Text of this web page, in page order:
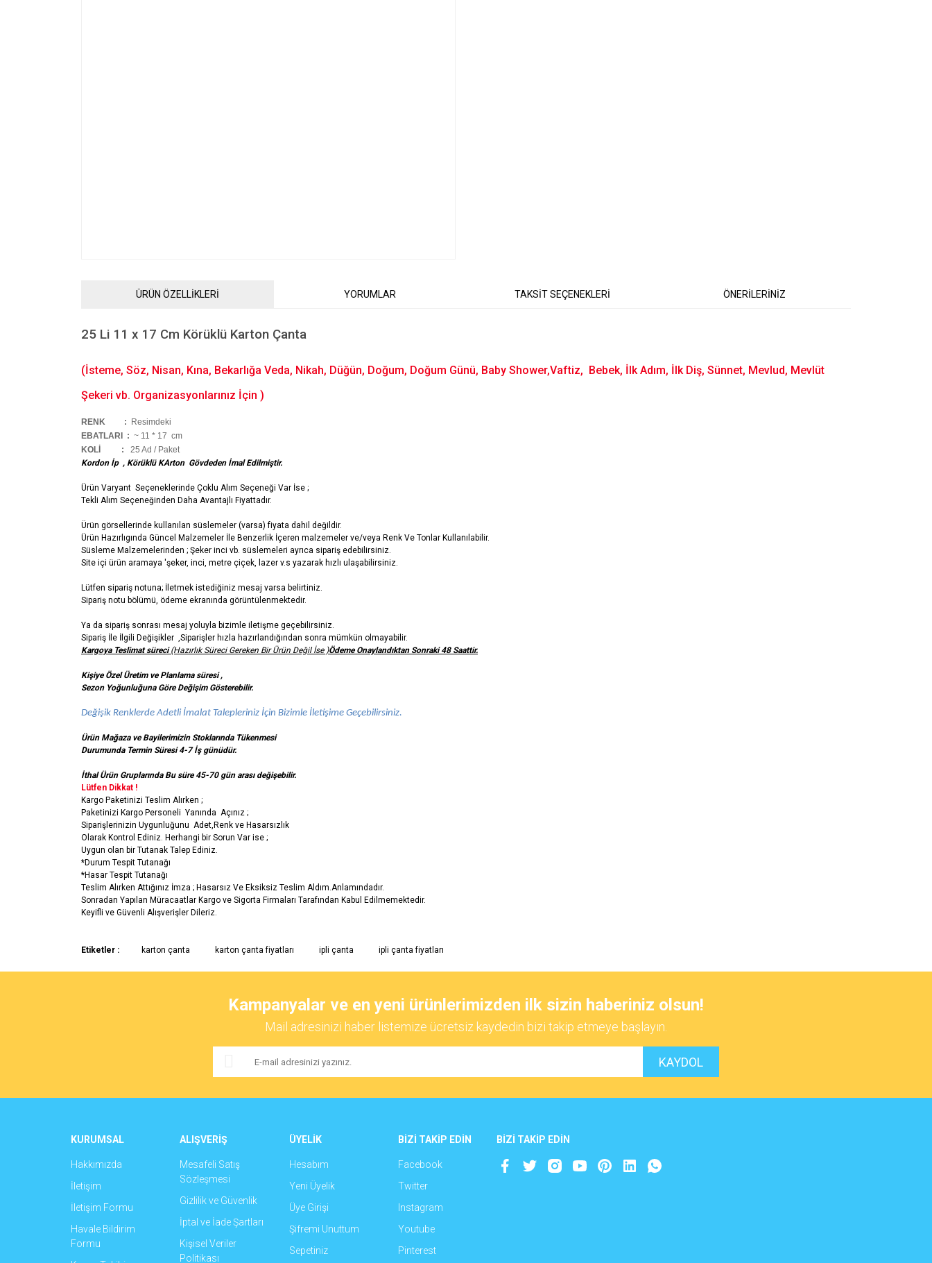
ÜRÜN ÖZELLİKLERİ YORUMLAR TAKSİT SEÇENEKLERİ ÖNERİLERİNİZ
25 Li 11 x 17 Cm Körüklü Karton Çanta
(İsteme, Söz, Nisan, Kına, Bekarlığa Veda, Nikah, Düğün, Doğum, Doğum Günü, Baby Shower,Vaftiz, Bebek, İlk Adım, İlk Diş, Sünnet, Mevlud, Mevlüt
Şekeri vb. Organizasyonlarınız İçin )
RENK :
Resimdeki
EBATLARI : ~ 11 * 17 cm
KOLİ
: 25 Ad / Paket
Kordon İp , Körüklü KArton Gövdeden İmal Edilmiştir.
Ürün Varyant Seçeneklerinde Çoklu Alım Seçeneği Var İse ;
Tekli Alım Seçeneğinden Daha Avantajlı Fiyattadır.
Ürün görsellerinde kullanılan süslemeler (varsa) fiyata dahil değildir.
Ürün Hazırlıgında Güncel Malzemeler İle Benzerlik İçeren malzemeler ve/veya Renk Ve Tonlar Kullanılabilir.
Süsleme Malzemelerinden ; Şeker inci vb. süslemeleri ayrıca sipariş edebilirsiniz.
Site içi ürün aramaya 'şeker, inci, metre çiçek, lazer v.s yazarak hızlı ulaşabilirsiniz.
Lütfen sipariş notuna; İletmek istediğiniz mesaj varsa belirtiniz.
Sipariş notu bölümü, ödeme ekranında görüntülenmektedir.
Ya da sipariş sonrası mesaj yoluyla bizimle iletişme geçebilirsiniz.
Sipariş İle İlgili Değişikler ,Siparişler hızla hazırlandığından sonra mümkün olmayabilir.
Kargoya Teslimat süreci(Hazırlık Süreci Gereken Bir Ürün Değil İse )Ödeme Onaylandıktan Sonraki 48 Saattir.
Kişiye Özel Üretim ve Planlama süresi ,
Sezon Yoğunluğuna Göre Değişim Gösterebilir.
Değişik Renklerde Adetli İmalat Talepleriniz İçin Bizimle İletişime Geçebilirsiniz.
Ürün Mağaza ve Bayilerimizin Stoklarında Tükenmesi
Durumunda Termin Süresi 4-7 İş günüdür.
İthal Ürün Gruplarında Bu süre 45-70 gün arası değişebilir.
Lütfen Dikkat !
Kargo Paketinizi Teslim Alırken ;
Paketinizi Kargo Personeli Yanında Açınız ;
Siparişlerinizin Uygunluğunu Adet,Renk ve Hasarsızlık
Olarak Kontrol Ediniz. Herhangi bir Sorun Var ise ;
Uygun olan bir Tutanak Talep Ediniz.
*Durum Tespit Tutanağı
*Hasar Tespit Tutanağı
Teslim Alırken Attığınız İmza ; Hasarsız Ve Eksiksiz Teslim Aldım.Anlamındadır.
Sonradan Yapılan Müracaatlar Kargo ve Sigorta Firmaları Tarafından Kabul Edilmemektedir.
Keyifli ve Güvenli Alışverişler Dileriz.
Yorum Yaz
Bu ürünün fiyat bilgisi, resim, ürün açıklamalarında ve diğer konularda yetersiz gördüğünüz noktaları öneri formunu kullanarak tarafımıza iletebilirsiniz.
Ürün açıklamasında eksik bilgiler bulunuyor.
Etiketler : karton çanta karton çanta fiyatları ipli çanta ipli çanta fiyatları
Kampanyalar ve en yeni ürünlerimizden ilk sizin haberiniz olsun!
Mail adresinizi haber listemize ücretsiz kaydedin bizi takip etmeye başlayın.
KAYDOL
KURUMSAL
Hakkımızda
İletişim
İletişim Formu
Havale Bildirim
Formu
ALIŞVERİŞ
Mesafeli Satış
Sözleşmesi
Gizlilik ve Güvenlik
İptal ve İade Şartları
Kişisel Veriler
Politikası
ÜYELİK
Hesabım
Yeni Üyelik
Üye Girişi
Şifremi Unuttum
Sepetiniz
BİZİ TAKİP EDİN
Facebook
Twitter
Instagram
Youtube
Pinterest
BİZİ TAKİP EDİN